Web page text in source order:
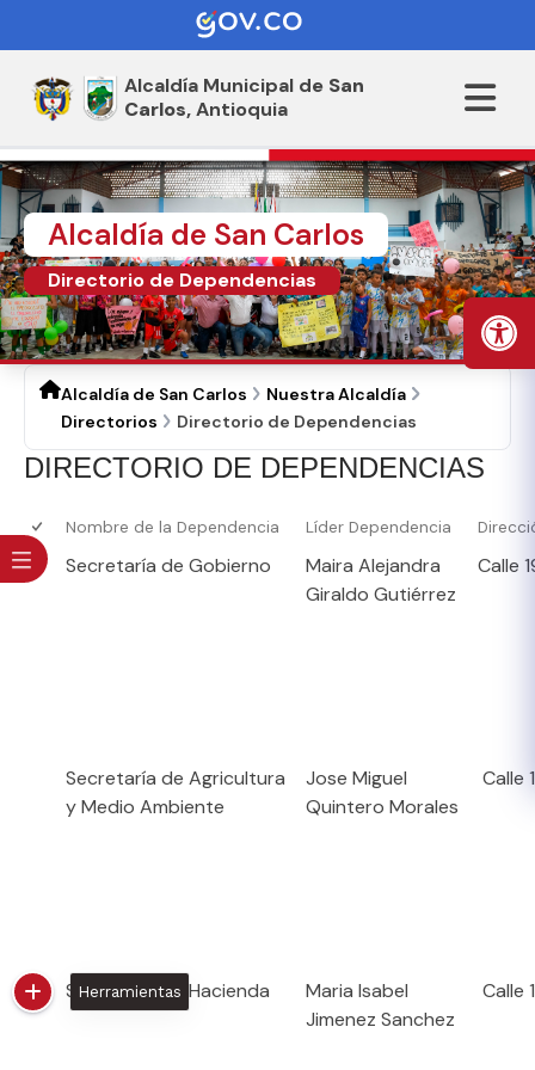
Alcaldía Municipal de San
Carlos,Antioquia
Alcaldía de San Carlos
Directorio de Dependencias
Alcaldía de San Carlos
Nuestra Alcaldía
Directorios
Directorio de Dependencias
​DI​RECTORIO DE DEPENDENCIAS
Nombre de la Dependencia Líder Dependencia
Secretaría de Gobierno
Maira Alejandra
Giraldo Gutiérrez
Calle
Secretaría de Agricultura
y Medio Ambiente
Jose Miguel
Quintero Morales
Calle
Secretaría de Hacienda
Maria Isabel
Jimenez Sanchez
Calle
Herramientas